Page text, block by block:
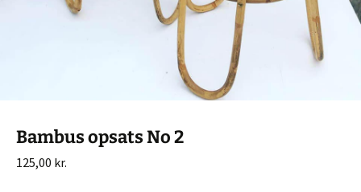
Bambus opsats No 2
125,00 kr.